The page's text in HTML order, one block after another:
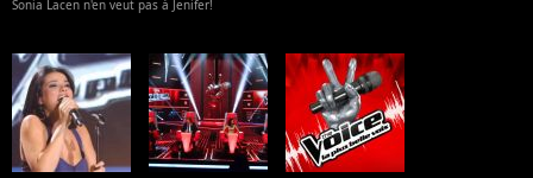
Sonia Lacen n'en veut pas à Jenifer!